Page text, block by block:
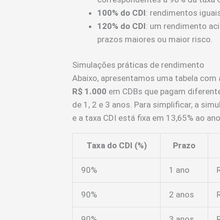
100% do CDI: rendimentos
120% do CDI: um rendimento
prazos maiores ou maior risco.
Simulações práticas de rendimento
Abaixo, apresentamos uma tabela
R$ 1.000 em CDBs que pagam
de 1, 2 e 3 anos. Para simplificar, a
e a taxa CDI está fixa em 13,65% ao
Taxa do CDI (%) Prazo
90% 1 ano
90% 2 anos